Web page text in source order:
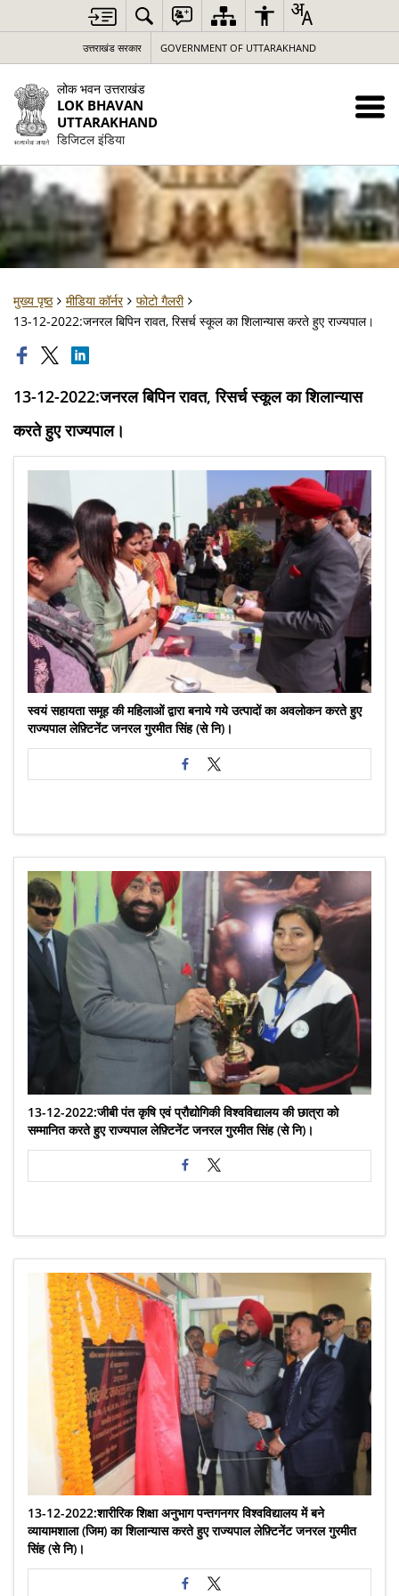
उत्तराखंड सरकार GOVERNMENT OF UTTARAKHAND
लोक भवन उत्तराखंड
LOK BHAVAN
UTTARAKHAND
डिजिटल इंडिया
मुख्य पृष्ठ मीडिया कॉर्नर
फोटो गैलरी
13-12-2022:जनरल बिपिन रावत, रिसर्च स्कूल का शिलान्यास करते हुए राज्यपाल।
13-12-2022:जनरल बिपिन रावत, रिसर्च स्कूल का शिलान्यास
करते हुए राज्यपाल।
स्वयं सहायता समूह की महिलाओं द्वारा बनाये गये उत्पादों का अवलोकन करते हुए
राज्यपाल लेफ़्टिनेंट जनरल गुरमीत सिंह (से नि)।
13-12-2022:जीबी पंत कृषि एवं प्रौद्योगिकी विश्वविद्यालय की छात्रा को
सम्मानित करते हुए राज्यपाल लेफ़्टिनेंट जनरल गुरमीत सिंह (से नि)।
13-12-2022:शारीरिक शिक्षा अनुभाग पन्तगनगर विश्वविद्यालय में बने
व्यायामशाला (जिम) का शिलान्यास करते हुए राज्यपाल लेफ़्टिनेंट जनरल गुरमीत
सिंह (से नि)।